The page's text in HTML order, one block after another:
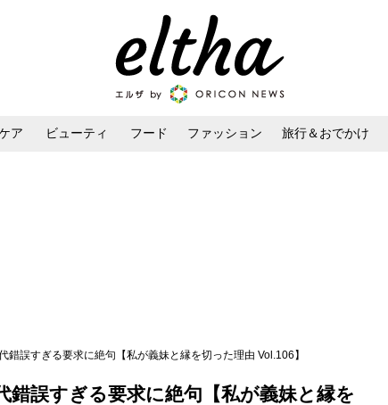
ア ビューティ フード ファッション 旅行＆おでかけ
錯誤すぎる要求に絶句【私が義妹と縁を切った理由 Vol.106】
錯誤すぎる要求に絶句【私が義妹と縁を